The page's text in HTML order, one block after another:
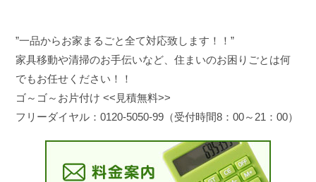
”一品からお家まるごと全て対応致します！！”
家具移動や清掃のお手伝いなど、住まいのお困りごとは何
でもお任せください！！
ゴ～ゴ～お片付け <<見積無料>>
フリーダイヤル：0120-5050-99（受付時間8：00～21：00）